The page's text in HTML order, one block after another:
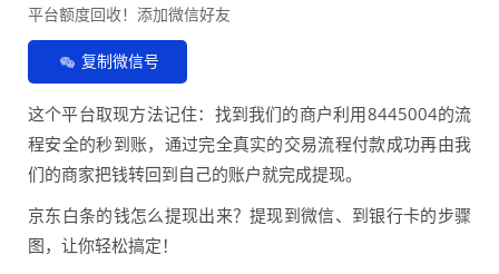
平台额度回收！添加微信好友
复制微信号
这个平台取现方法记住：找到我们的商户利用8445004的流
程安全的秒到账，通过完全真实的交易流程付款成功再由我
们的商家把钱转回到自己的账户就完成提现。
京东白条的钱怎么提现出来？提现到微信、到银行卡的步骤
图，让你轻松搞定！